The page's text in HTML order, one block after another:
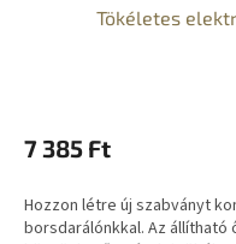
Tökéletes
7 385 Ft
Hozzon létre új szabványt
borsdarálónkkal. Az állítható